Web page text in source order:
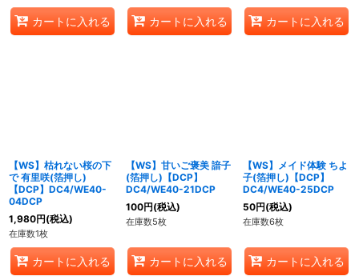
カートに入れる カートに入れる カートに入れる
【WS】枯れない桜の下
で 有里咲(箔押し)
【DCP】DC4/WE40-
04DCP
1,980円(税込)
在庫数1枚
カートに入れる
【WS】甘いご褒美 諳子
(箔押し)【DCP】
DC4/WE40-21DCP
100円(税込)
在庫数5枚
カートに入れる
【WS】メイド体験 ちよ
子(箔押し)【DCP】
DC4/WE40-25DCP
50円(税込)
在庫数6枚
カートに入れる